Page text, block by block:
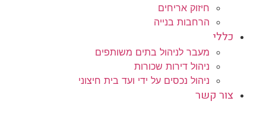
חיזוק אריחים
הרחבות בנייה
כללי
מעבר לניהול בתים משותפים
ניהול דירות שכורות
ניהול נכסים על ידי ועד בית חיצוני
צור קשר